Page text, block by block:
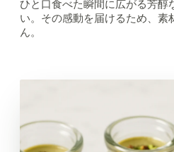
ひと口食べた瞬間に広がる芳醇
い。その感動を届けるため、素
ん。